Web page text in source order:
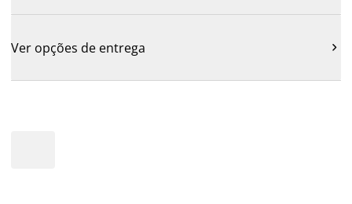
Ver opções de entrega 